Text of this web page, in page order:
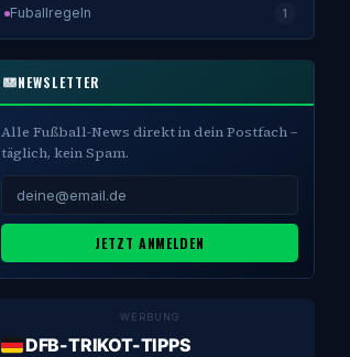
Fuballregeln 1
NEWSLETTER
Alle Fußball-News direkt in dein Postfach –
täglich, kein Spam.
JETZT ANMELDEN
WERBUNG
DFB-TRIKOT-TIPPS